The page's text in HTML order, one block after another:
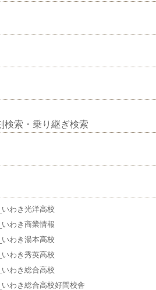
検索・乗り継ぎ検索
わき光洋高校
わき商業情報
わき湯本高校
わき秀英高校
わき総合高校
わき総合高校好間校舎